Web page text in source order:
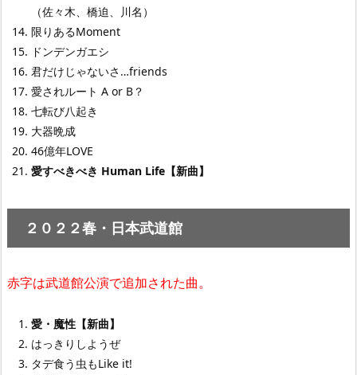
（佐々木、橋迫、川名）
限りあるMoment
ドンデンガエシ
君だけじゃないさ…friends
愛されルート A or B？
七転び八起き
大器晩成
46億年LOVE
愛すべきべき Human Life【新曲】
２０２２春・日本武道館
赤字は武道館公演で追加された曲。
愛・魔性【新曲】
はっきりしようぜ
タデ食う虫もLike it!